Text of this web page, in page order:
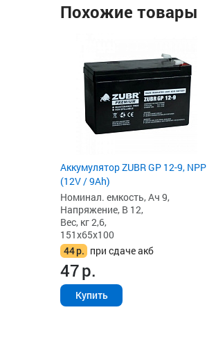
Похожие товары
Аккумулятор ZUBR GP 12-9, NPP
(12V / 9Ah)
Номинал. емкость, Ач 9,
Напряжение, В 12,
Вес, кг 2,6,
151x65x100
44р. при сдаче акб
47р.
Купить